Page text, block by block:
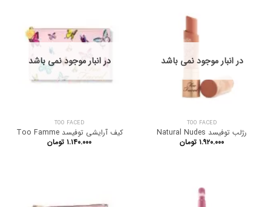
در انبار موجود نمی باشد
TOO FACED
رژلب توفیسد Natural Nudes
۱.۹۲۰.۰۰۰ تومان
در انبار موجود نمی باشد
TOO FACED
کیف آرایشی توفیسد Too Famme
۱.۱۴۰.۰۰۰ تومان